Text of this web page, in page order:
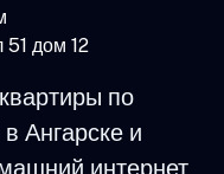
51 дом 12
по
Ангарске и
интернет